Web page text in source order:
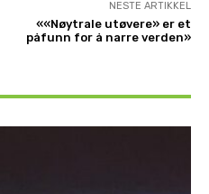
NESTE ARTIKKEL
««Nøytrale utøvere» er et
påfunn for å narre verden»